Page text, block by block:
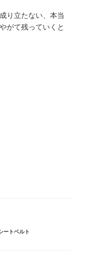
り立たない、本当
がて残っていくと
ートベルト